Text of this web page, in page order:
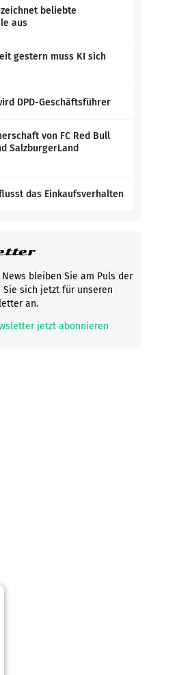
beliebte
aus
gestern muss KI sich
DPD-Geschäftsführer
von FC Red Bull
SalzburgerLand
das Einkaufsverhalten
bleiben Sie am Puls der
Sie sich jetzt für unseren
an.
jetzt abonnieren